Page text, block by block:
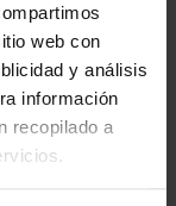
web con
y análisis
información
recopilado a